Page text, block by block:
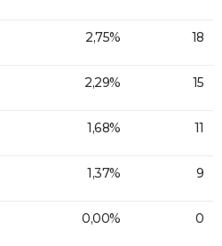
2,75% 18
2,29% 15
1,68% 11
1,37% 9
0,00% 0